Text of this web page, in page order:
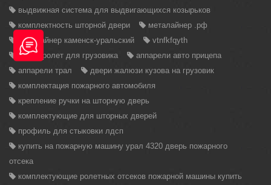
выдвижная система для выдвигающихся козырьков
комплектность шторной двери
металайнер .рф
металайнер каменск-уральский
vtnfkfqyth
дверь ролет для грузовика
аппарели авто прицепа
аппарели трал
двери жалюзи кузова на грузовик
комплектация пожарного автомобиля
крепление ручки на шторную дверь
комплектующие для шторных дверей
профиль для стыковки лдсп
купить на пожарную машину урал 4320 дверь пожарного
отсека
комплектующие ролетных отсеков пожарной машины купить